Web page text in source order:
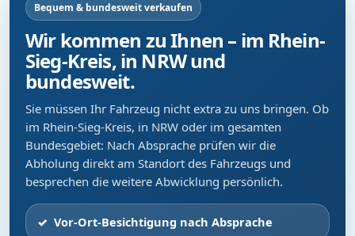
Bequem & bundesweit verkaufen
Wir kommen zu Ihnen – im Rhein-
Sieg-Kreis, in NRW und
bundesweit.
Sie müssen Ihr Fahrzeug nicht extra zu uns bringen. Ob
im Rhein-Sieg-Kreis, in NRW oder im gesamten
Bundesgebiet: Nach Absprache prüfen wir die
Abholung direkt am Standort des Fahrzeugs und
besprechen die weitere Abwicklung persönlich.
Vor-Ort-Besichtigung nach Absprache